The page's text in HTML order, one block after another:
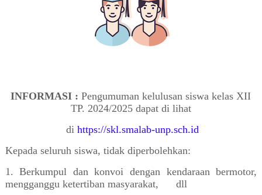
INFORMASI : Pengumuman kelulusan siswa kelas XII
TP. 2024/2025 dapat di lihat
di https://skl.smalab-unp.sch.id
Kepada seluruh siswa, tidak diperbolehkan:
1. Berkumpul dan konvoi dengan kendaraan bermotor,
mengganggu ketertiban masyarakat, dll